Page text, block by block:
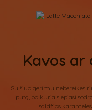
Kavos ar
Su šiuo gėrimu nebereikės
putą, po kuria slepiasi
saldžios